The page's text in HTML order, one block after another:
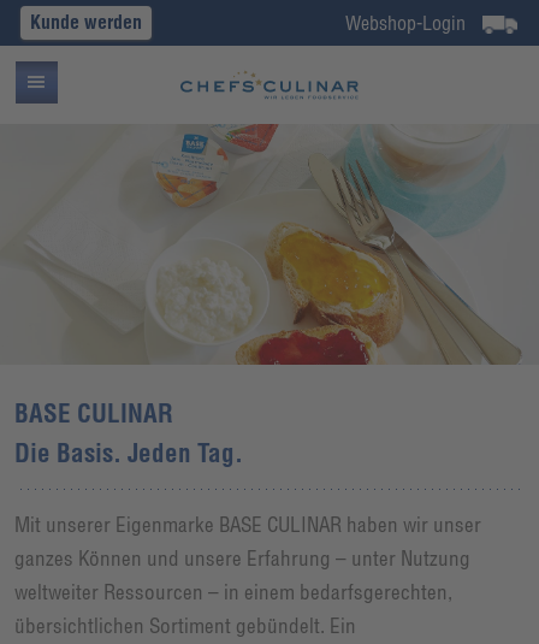
Kunde werden Webshop-Login
BASE CULINAR
Die Basis. Jeden Tag.
Mit unserer Eigenmarke BASE CULINAR haben wir unser
ganzes Können und unsere Erfahrung – unter Nutzung
weltweiter Ressourcen – in einem bedarfsgerechten,
übersichtlichen Sortiment gebündelt. Ein